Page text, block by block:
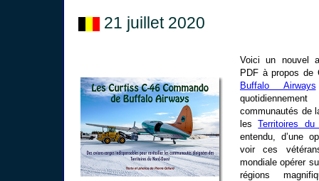
21 juillet 2020
Voici un nouvel
PDF à propos de
Buffalo Airways
communautés de
lesTerritoires du
entendu, d’une
voir ces
mondiale opérer
régions